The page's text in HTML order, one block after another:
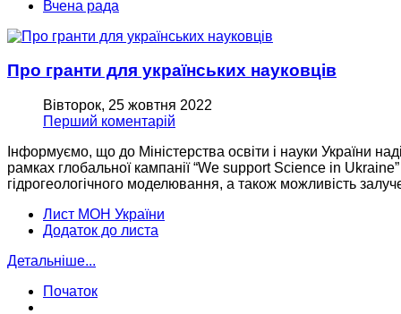
Вчена рада
Про гранти для українських науковців
Вівторок, 25 жовтня 2022
Перший коментарій
Інформуємо, що до Міністерства освіти і науки України
рамках глобальної кампанії “We support Science in
гідрогеологічного моделювання, а також можливість
Лист МОН України
Додаток до листа
Детальніше...
Початок